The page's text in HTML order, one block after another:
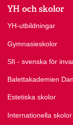
YH och skolor
YH-utbildningar
Gymnasieskolor
Sfi - svenska för
Balettakademien
Estetiska skolor
Internationella skolor